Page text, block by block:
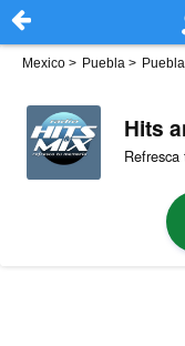
Mexico > Puebla > Puebla
Hits